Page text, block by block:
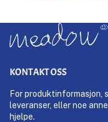
KONTAKT OSS
For produktinformasjon,
leveranser, eller noe
hjelpe.